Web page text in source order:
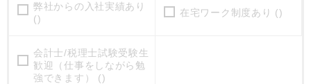
弊社からの入社実績あり
()
在宅ワーク制度あり ()
会計士/税理士試験受験生
歓迎（仕事をしながら勉
強できます） ()